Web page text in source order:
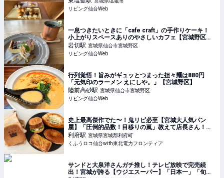
リビング仙台Web
一息つきたいときに「cafe craft」の手作りケーキ！
小上がりスペースありのやさしいカフェ【宮城野区鶴
ケ谷】
岩切駅 宮城県仙台市宮城野区
リビング仙台Web
行列覚悟！旨みがギュッとつまった担々麺は880円
「元気印のラーメン えにしや。」【宮城野区】
陸前高砂駅 宮城県仙台市宮城野区
リビング仙台Web
史上最高傑作でた〜！鬼リピ必至【宮城大人気パン
屋】「圧倒的品数！目移りの嵐」教えて店長さん！人
気2TOP＆絶対買い6選 | くふうロコ仙台with東北電力
フロンティア
利府駅 宮城県宮城郡利府町
くふうロコ仙台with東北電力フロンティア
サンドと大泉洋さんガチ推し！テレビ放映で完売続
出！宮城が誇る【ウジエスーパー】「日本一」「旬が